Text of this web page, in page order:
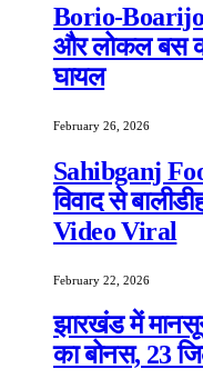
Borio-
और लोकल बस
घायल
February 26, 2026
Sahibganj
विवाद से
Video Viral
February 22, 2026
झारखंड में
का बोनस, 23